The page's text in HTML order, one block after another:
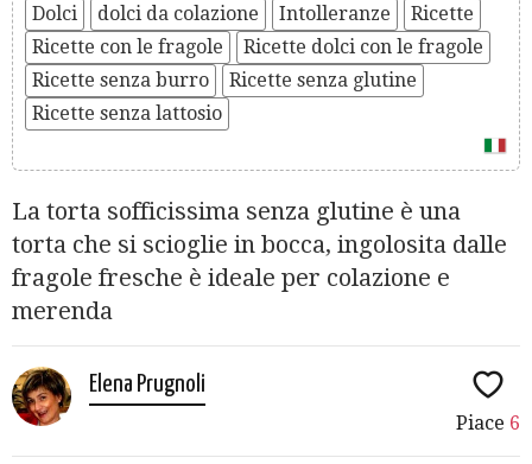
Dolci
dolci da colazione Intolleranze
Ricette
Ricette con le fragole
Ricette dolci con le fragole
Ricette senza burro
Ricette senza glutine
Ricette senza lattosio
La torta sofficissima senza glutine è una
torta che si scioglie in bocca, ingolosita dalle
fragole fresche è ideale per colazione e
merenda
Elena Prugnoli
Piace 6